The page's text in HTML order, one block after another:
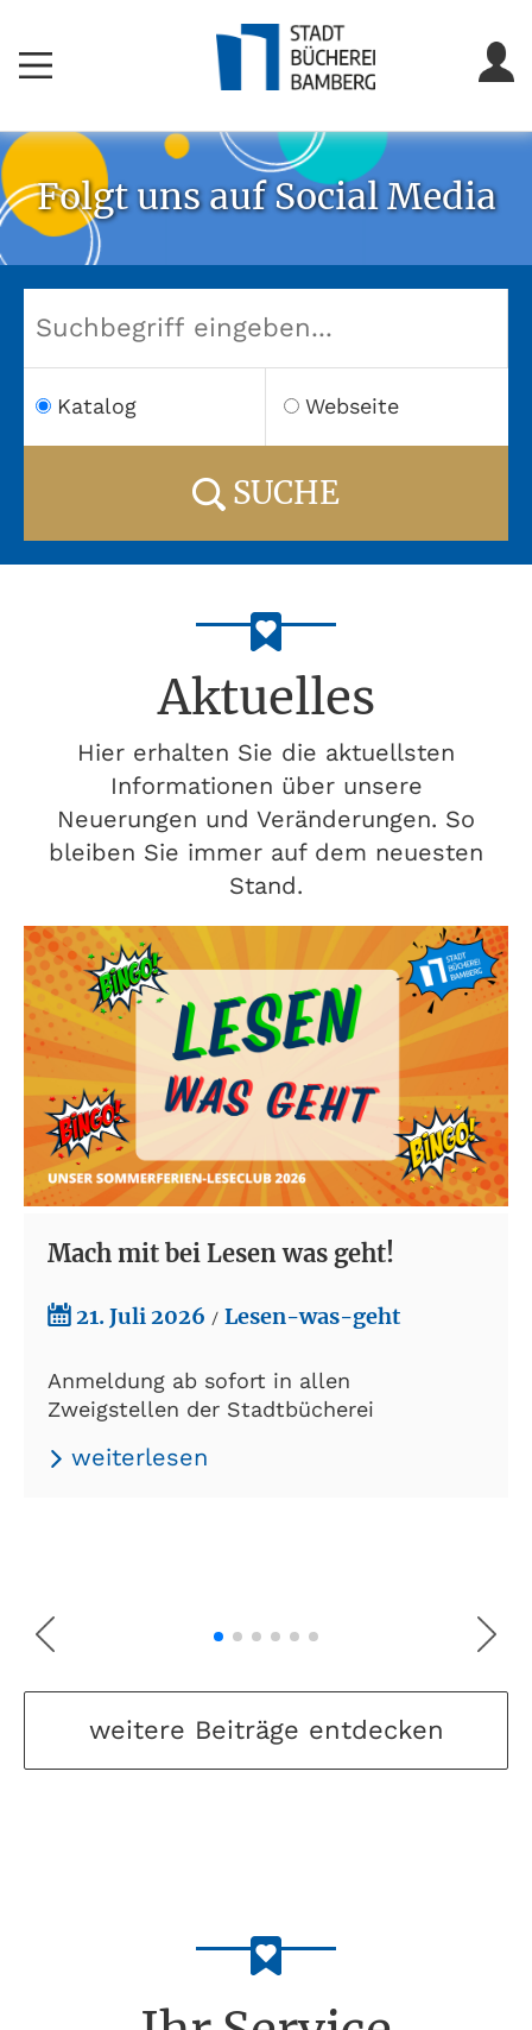
Folgt uns auf Social Media
Katalog Webseite
SUCHE
Aktuelles
Hier erhalten Sie die aktuellsten
Informationen über unsere
Neuerungen und Veränderungen. So
bleiben Sie immer auf dem neuesten
Stand.
Mach mit bei Lesen was geht!
21. Juli 2026 / Lesen-was-geht
Anmeldung ab sofort in allen
Zweigstellen der Stadtbücherei
weiterlesen
weitere Beiträge entdecken